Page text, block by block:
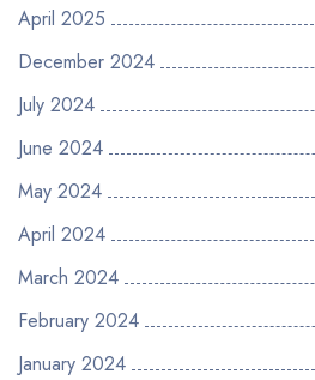
April 2025
December 2024
July 2024
June 2024
May 2024
April 2024
March 2024
February 2024
January 2024